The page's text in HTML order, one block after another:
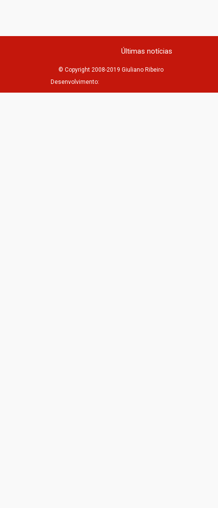
Últimas notícias
© Copyright 2008-2019 Giuliano Ribeiro
Desenvolvimento: